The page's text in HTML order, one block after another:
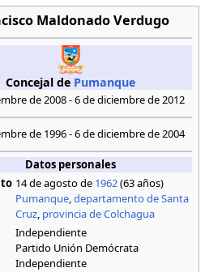
Maldonado Verdugo
Concejal de Pumanque
de 2008 - 6 de diciembre de 2012
de 1996 - 6 de diciembre de 2004
Datos personales
14 de agosto de 1962(63 años)
Pumanque,departamento de Santa
Cruz, provincia de Colchagua
Independiente
Partido Unión Demócrata
Independiente